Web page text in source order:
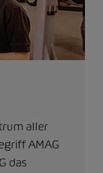
aller
AMAG
das